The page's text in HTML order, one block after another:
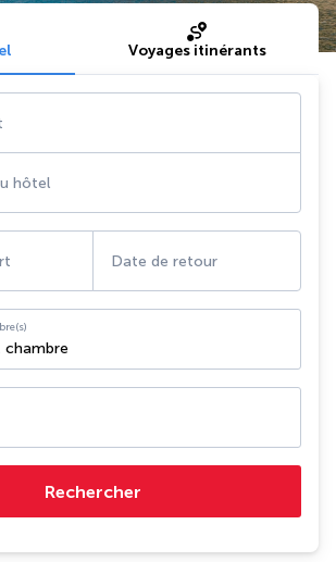
Voyages itinérants
hôtel
Date de retour
chambre
Rechercher